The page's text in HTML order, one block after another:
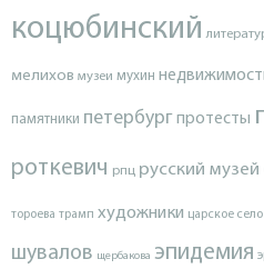
коцюбинский
мелихов музеи мухин
памятники петербургпротесты
роткевич рпц русский музей
тороева трамп художники царское село
шувалов щербакова эпидемия